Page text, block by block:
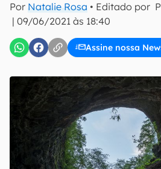
Por Natalie Rosa • Editado por
| 09/06/2021 às 18:40
Assine nossa
inscreva-se
Confirmo que li, aceito e concordo
Uso e Política de Privacidade do